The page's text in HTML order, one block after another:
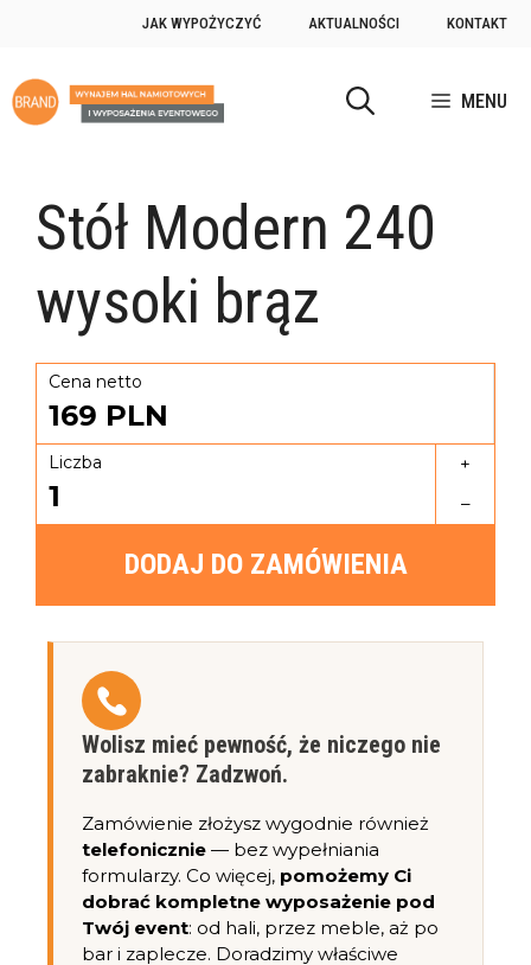
JAK WYPOŻYCZYĆ AKTUALNOŚCI KONTAKT
MENU
Stół Modern 240
wysoki brąz
Cena netto
169 PLN
Liczba
1
+
–
DODAJ DO ZAMÓWIENIA
Wolisz mieć pewność, że niczego nie
zabraknie? Zadzwoń.
Zamówienie złożysz wygodnie również
telefonicznie — bez wypełniania
formularzy. Co więcej, pomożemy Ci
dobrać kompletne wyposażenie pod
Twój event: od hali, przez meble, aż po
bar i zaplecze. Doradzimy właściwe